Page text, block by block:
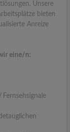
Unsere
bieten
Anreize
eine/n:
Fernsehsignale